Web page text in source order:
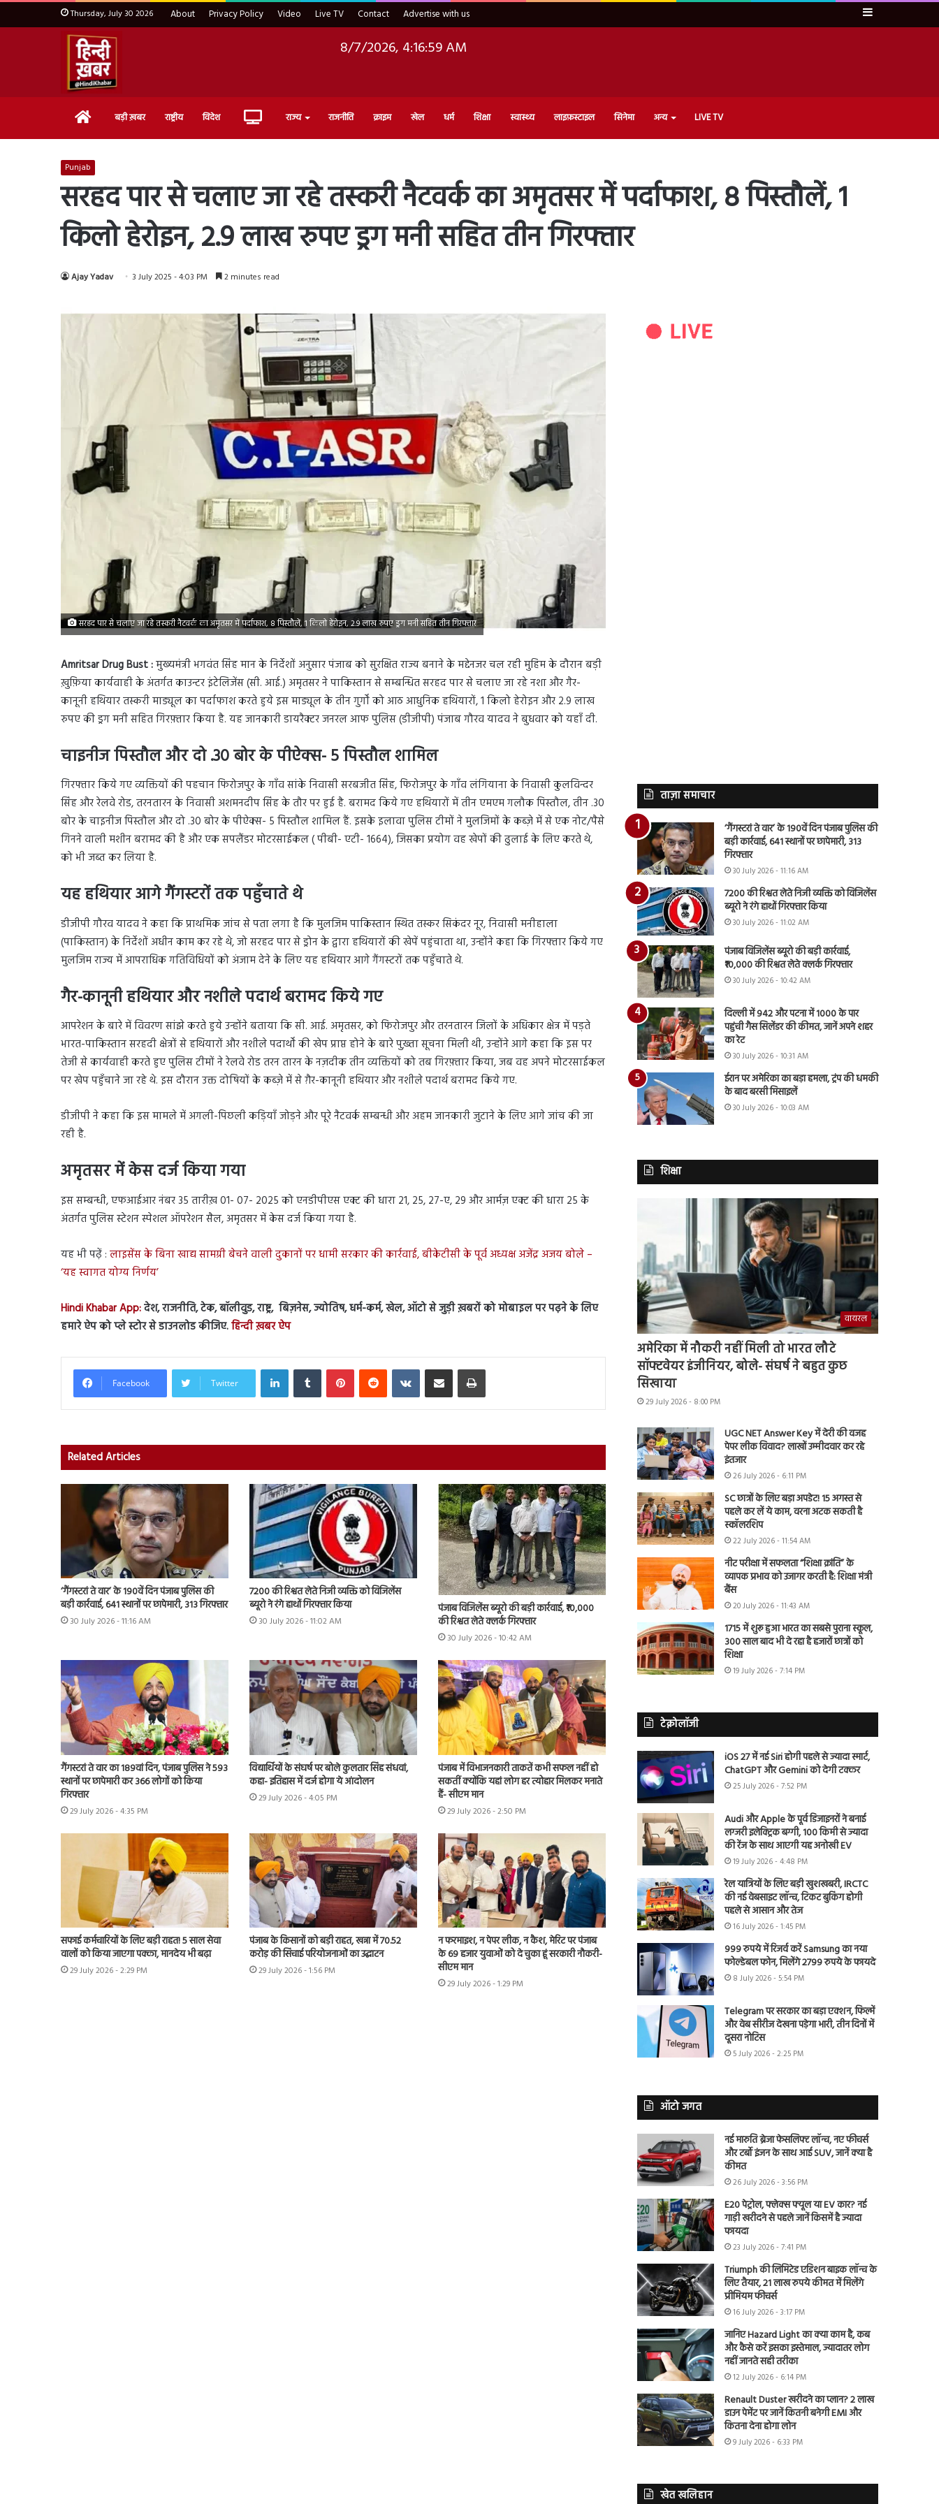
Thursday, July 30 2026 About Privacy Policy Video Live TV Contact Advertise with us Sidebar
8/7/2026, 4:17:00 AM
Home बड़ी ख़बर राष्ट्रीय विदेश Live राज्य राजनीति क्राइम खेल धर्म शिक्षा स्वास्थ्य लाइफ़स्टाइल सिनेमा अन्य LIVE TV
Punjab
सरहद पार से चलाए जा रहे तस्करी नैटवर्क का अमृतसर में पर्दाफाश, 8 पिस्तौलें, 1
किलो हेरोइन, 2.9 लाख रुपए ड्रग मनी सहित तीन गिरफ्तार
Ajay Yadav 3 July 2025 - 4:03 PM 2 minutes read
सरहद पार से चलाए जा रहे तस्करी नैटवर्क का अमृतसर में पर्दाफाश, 8 पिस्तौलें, 1 किलो हेरोइन, 2.9 लाख रुपए ड्रग मनी सहित तीन गिरफ्तार
Amritsar Drug Bust :मुख्यमंत्री भगवंत सिंह मान के निर्देशों अनुसार पंजाब को सुरक्षित राज्य बनाने के मद्देनजर चल रही मुहिम के दौरान बड़ी
ख़ुफ़िया कार्यवाही के अंतर्गत काउन्टर इंटेलिजेंस (सी. आई.) अमृतसर ने पाकिस्तान से सम्बन्धित सरहद पार से चलाए जा रहे नशा और गैर-
कानूनी हथियार तस्करी माड्यूल का पर्दाफाश करते हुये इस माड्यूल के तीन गुर्गों को आठ आधुनिक हथियारों, 1 किलो हेरोइन और 2.9 लाख
रुपए की ड्रग मनी सहित गिरफ़्तार किया है. यह जानकारी डायरैक्टर जनरल आफ पुलिस (डीजीपी) पंजाब गौरव यादव ने बुधवार को यहाँ दी.
चाइनीज पिस्तौल और दो .30 बोर के पीऐक्स- 5 पिस्तौल शामिल
गिरफ्तार किये गए व्यक्तियों की पहचान फिरोजपुर के गाँव सांके निवासी सरबजीत सिंह, फिरोजपुर के गाँव लंगियाना के निवासी कुलविन्दर
सिंह और रेलवे रोड, तरनतारन के निवासी अशमनदीप सिंह के तौर पर हुई है. बरामद किये गए हथियारों में तीन एमएम गलौक पिस्तौल, तीन .30
बोर के चाइनीज पिस्तौल और दो .30 बोर के पीऐक्स- 5 पिस्तौल शामिल हैं. इसके इलावा पुलिस टीमों ने मुलजिमों के कब्ज़े में से एक नोट/पैसे
गिनने वाली मशीन बरामद की है और एक सपलैंडर मोटरसाईकल ( पीबी- एटी- 1664), जिसका प्रयोग वह खेपों की ढुलाई के लिए करते थे,
को भी जब्त कर लिया है.
यह हथियार आगे गैंगस्टरों तक पहुँचाते थे
डीजीपी गौरव यादव ने कहा कि प्राथमिक जांच से पता लगा है कि मुलजिम पाकिस्तान स्थित तस्कर सिकंदर नूर, निवासी मनीहाला
(पाकिस्तान) के निर्देशों अधीन काम कर रहे थे, जो सरहद पार से ड्रोन के द्वारा हथियारों की खेपें पहुंचाता था, उन्होंने कहा कि गिरफ्तार किये गए
मुलजिम राज्य में आपराधिक गतिविधियों को अंजाम देने के लिए यह हथियार आगे गैंगस्टरों तक पहुँचाते थे.
गैर-कानूनी हथियार और नशीले पदार्थ बरामद किये गए
आपरेशन के बारे में विवरण सांझे करते हुये उन्होंने बताया कि सी. आई. अमृतसर, को फिरोजपुर और तरनतारन जिलों के अधिकार क्षेत्र में पड़ते
भारत-पाकिस्तान सरहदी क्षेत्रों से हथियारों और नशीले पदार्थों की खेप प्राप्त होने के बारे पुख़्ता सूचना मिली थी, उन्होंने आगे कहा कि इस पर
तेजी से कार्यवाही करते हुए पुलिस टीमों ने रेलवे रोड तरन तारन के नज़दीक तीन व्यक्तियों को तब गिरफ़्तार किया, जब वह अपने मोटरसाईकल
पर खेप पहुँचाने जा रहे थे. इस दौरान उक्त दोषियों के कब्ज़े में से ग़ैर-कानूनी हथियार और नशीले पदार्थ बरामद किये गए.
डीजीपी ने कहा कि इस मामले में अगली-पिछली कड़ियाँ जोड़ने और पूरे नैटवर्क सम्बन्धी और अहम जानकारी जुटाने के लिए आगे जांच की जा
रही है.
अमृतसर में केस दर्ज किया गया
इस सम्बन्धी, एफआईआर नंबर 35 तारीख़ 01- 07- 2025 को एनडीपीएस एक्ट की धारा 21, 25, 27-ए, 29 और आर्मज़ एक्ट की धारा 25 के
अंतर्गत पुलिस स्टेशन स्पेशल ऑपरेशन सैल, अमृतसर में केस दर्ज किया गया है.
यह भी पढ़ें : लाइसेंस के बिना खाद्य सामग्री बेचने वाली दुकानों पर धामी सरकार की कार्रवाई, बीकेटीसी के पूर्व अध्यक्ष अजेंद्र अजय बोले –
‘यह स्वागत योग्य निर्णय’
Hindi Khabar App:देश, राजनीति, टेक, बॉलीवुड, राष्ट्र, बिज़नेस, ज्योतिष, धर्म-कर्म, खेल, ऑटो से जुड़ी ख़बरों को मोबाइल पर पढ़ने के लिए
हमारे ऐप को प्ले स्टोर से डाउनलोड कीजिए.हिन्दी ख़बर ऐप
Facebook Twitter
LinkedInTumblr PinterestReddit VKontakteShare via Email Print
Related Articles
‘गैंगस्टरां ते वार’ के 190वें दिन पंजाब पुलिस की
बड़ी कार्रवाई, 641 स्थानों पर छापेमारी, 313 गिरफ्तार
30 July 2026 - 11:16 AM
7200 की रिश्वत लेते निजी व्यक्ति को विजिलेंस
ब्यूरो ने रंगे हाथों गिरफ्तार किया
30 July 2026 - 11:02 AM
पंजाब विजिलेंस ब्यूरो की बड़ी कार्रवाई, ₹10,000
की रिश्वत लेते क्लर्क गिरफ्तार
30 July 2026 - 10:42 AM
गैंगस्टरां ते वार का 189वां दिन, पंजाब पुलिस ने 593
स्थानों पर छापेमारी कर 366 लोगों को किया
गिरफ्तार
29 July 2026 - 4:35 PM
विद्यार्थियों के संघर्ष पर बोले कुलतार सिंह संधवां,
कहा- इतिहास में दर्ज होगा ये आंदोलन
29 July 2026 - 4:05 PM
पंजाब में विभाजनकारी ताकतें कभी सफल नहीं हो
सकतीं क्योंकि यहां लोग हर त्योहार मिलकर मनाते
हैं- सीएम मान
29 July 2026 - 2:50 PM
सफाई कर्मचारियों के लिए बड़ी राहत! 5 साल सेवा
वालों को किया जाएगा पक्का, मानदेय भी बढ़ा
29 July 2026 - 2:29 PM
पंजाब के किसानों को बड़ी राहत, खन्ना में 70.52
करोड़ की सिंचाई परियोजनाओं का उद्घाटन
29 July 2026 - 1:56 PM
न फरमाइश, न पेपर लीक, न कैश, मेरिट पर पंजाब
के 69 हजार युवाओं को दे चुका हूं सरकारी नौकरी-
सीएम मान
29 July 2026 - 1:29 PM
ताज़ा समाचार
‘गैंगस्टरां ते वार’ के 190वें दिन पंजाब पुलिस की
बड़ी कार्रवाई, 641 स्थानों पर छापेमारी, 313
गिरफ्तार
30 July 2026 - 11:16 AM
7200 की रिश्वत लेते निजी व्यक्ति को विजिलेंस
ब्यूरो ने रंगे हाथों गिरफ्तार किया
30 July 2026 - 11:02 AM
पंजाब विजिलेंस ब्यूरो की बड़ी कार्रवाई,
₹10,000 की रिश्वत लेते क्लर्क गिरफ्तार
30 July 2026 - 10:42 AM
दिल्ली में 942 और पटना में 1000 के पार
पहुंची गैस सिलेंडर की कीमत, जानें अपने शहर
का रेट
30 July 2026 - 10:31 AM
ईरान पर अमेरिका का बड़ा हमला, ट्रंप की धमकी
के बाद बरसी मिसाइलें
30 July 2026 - 10:03 AM
शिक्षा
वायरल
अमेरिका में नौकरी नहीं मिली तो भारत लौटे
सॉफ्टवेयर इंजीनियर, बोले- संघर्ष ने बहुत कुछ
सिखाया
29 July 2026 - 8:00 PM
UGC NET Answer Key में देरी की वजह
पेपर लीक विवाद? लाखों उम्मीदवार कर रहे
इंतजार
26 July 2026 - 6:11 PM
SC छात्रों के लिए बड़ा अपडेट! 15 अगस्त से
पहले कर लें ये काम, वरना अटक सकती है
स्कॉलरशिप
22 July 2026 - 11:54 AM
नीट परीक्षा में सफलता “शिक्षा क्रांति” के
व्यापक प्रभाव को उजागर करती है: शिक्षा मंत्री
बैंस
20 July 2026 - 11:43 AM
1715 में शुरू हुआ भारत का सबसे पुराना स्कूल,
300 साल बाद भी दे रहा है हजारों छात्रों को
शिक्षा
19 July 2026 - 7:14 PM
टेक्नोलॉजी
iOS 27 में नई Siri होगी पहले से ज्यादा स्मार्ट,
ChatGPT और Gemini को देगी टक्कर
25 July 2026 - 7:52 PM
Audi और Apple के पूर्व डिजाइनरों ने बनाई
लग्जरी इलेक्ट्रिक बग्गी, 100 किमी से ज्यादा
की रेंज के साथ आएगी यह अनोखी EV
19 July 2026 - 4:48 PM
रेल यात्रियों के लिए बड़ी खुशखबरी, IRCTC
की नई वेबसाइट लॉन्च, टिकट बुकिंग होगी
पहले से आसान और तेज
16 July 2026 - 1:45 PM
999 रुपये में रिजर्व करें Samsung का नया
फोल्डेबल फोन, मिलेंगे 2799 रुपये के फायदे
8 July 2026 - 5:54 PM
Telegram पर सरकार का बड़ा एक्शन, फिल्में
और वेब सीरीज देखना पड़ेगा भारी, तीन दिनों में
दूसरा नोटिस
5 July 2026 - 2:25 PM
ऑटो जगत
नई मारुति ब्रेजा फेसलिफ्ट लॉन्च, नए फीचर्स
और टर्बो इंजन के साथ आई SUV, जानें क्या है
कीमत
26 July 2026 - 3:56 PM
E20 पेट्रोल, फ्लेक्स फ्यूल या EV कार? नई
गाड़ी खरीदने से पहले जानें किसमें है ज्यादा
फायदा
23 July 2026 - 7:41 PM
Triumph की लिमिटेड एडिशन बाइक लॉन्च के
लिए तैयार, 21 लाख रुपये कीमत में मिलेंगे
प्रीमियम फीचर्स
16 July 2026 - 3:17 PM
जानिए Hazard Light का क्या काम है, कब
और कैसे करें इसका इस्तेमाल, ज्यादातर लोग
नहीं जानते सही तरीका
12 July 2026 - 6:14 PM
Renault Duster खरीदने का प्लान? 2 लाख
डाउन पेमेंट पर जानें कितनी बनेगी EMI और
कितना देना होगा लोन
9 July 2026 - 6:33 PM
खेत खलिहान